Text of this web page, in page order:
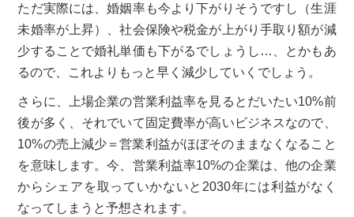
ただ実際には、婚姻率も今より下がりそうですし（生涯
未婚率が上昇）、社会保険や税金が上がり手取り額が減
少することで婚礼単価も下がるでしょうし…、とかもあ
るので、これよりもっと早く減少していくでしょう。
さらに、上場企業の営業利益率を見るとだいたい10%前
後が多く、それでいて固定費率が高いビジネスなので、
10%の売上減少＝営業利益がほぼそのままなくなること
を意味します。今、営業利益率10%の企業は、他の企業
からシェアを取っていかないと2030年には利益がなく
なってしまうと予想されます。